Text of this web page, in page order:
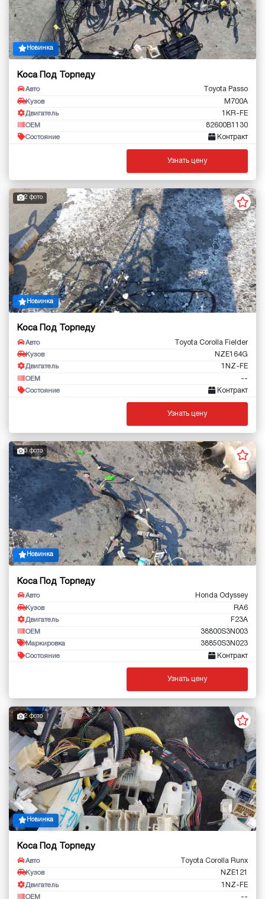
Новинка
Коса Под Торпеду
Авто Toyota Passo
Кузов M700A
Двигатель 1KR-FE
OEM 82600B1130
Состояние Контракт
Узнать цену
2 фото
Новинка
Коса Под Торпеду
Авто Toyota Corolla Fielder
Кузов NZE164G
Двигатель 1NZ-FE
OEM --
Состояние Контракт
Узнать цену
3 фото
Новинка
Коса Под Торпеду
Авто Honda Odyssey
Кузов RA6
Двигатель F23A
OEM 38800S3N003
Маркировка 38850S3N023
Состояние Контракт
Узнать цену
2 фото
Новинка
Коса Под Торпеду
Авто Toyota Corolla Runx
Кузов NZE121
Двигатель 1NZ-FE
OEM --